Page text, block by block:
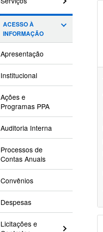
ACESSO À
INFORMAÇÃO
Apresentação
Institucional
Ações e
Programas PPA
Auditoria Interna
Processos de
Contas Anuais
Convênios
Despesas
Licitações e